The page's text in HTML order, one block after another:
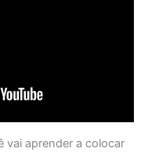
vai aprender a colocar